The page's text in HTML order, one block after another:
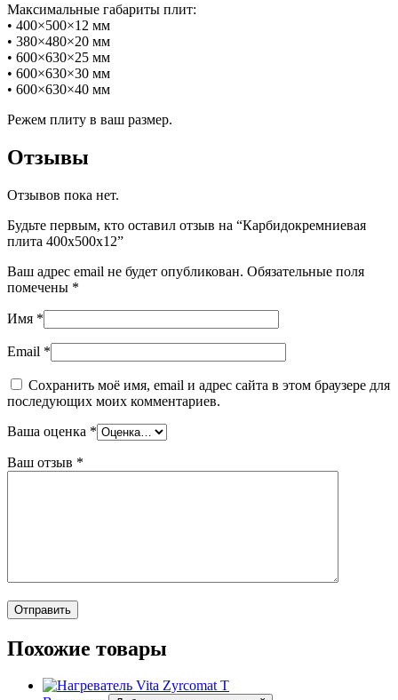
Максимальные габариты плит:
• 400×500×12 мм
• 380×480×20 мм
• 600×630×25 мм
• 600×630×30 мм
• 600×630×40 мм
Режем плиту в ваш размер.
Отзывы
Отзывов пока нет.
Будьте первым, кто оставил отзыв на “Карбидокремниевая
плита 400х500х12”
Ваш адрес email не будет опубликован. Обязательные поля
помечены *
Имя *
Email *
Сохранить моё имя, email и адрес сайта в этом браузере для
последующих моих комментариев.
Ваша оценка *
Ваш отзыв *
Похожие товары